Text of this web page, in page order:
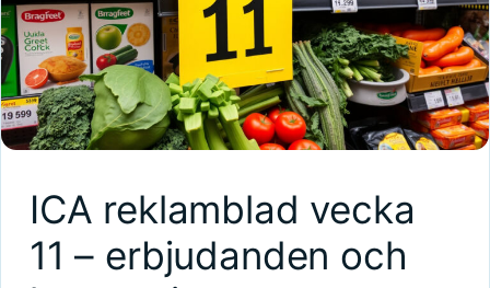
ICA reklamblad vecka
11 – erbjudanden och